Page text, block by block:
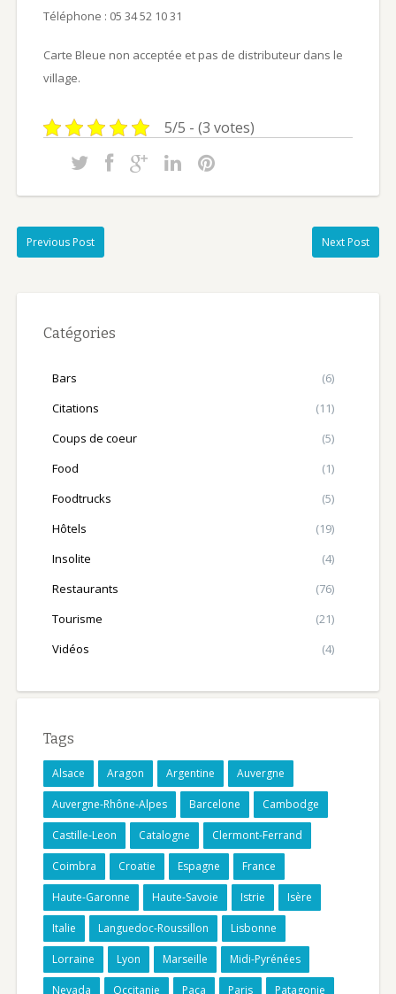
Téléphone : 05 34 52 10 31
Carte Bleue non acceptée et pas de distributeur dans le
village.
5/5 - (3 votes)
Previous Post Next Post
Catégories
Bars
(6)
Citations
(11)
Coups de coeur
(5)
Food
(1)
Foodtrucks
(5)
Hôtels
(19)
Insolite
(4)
Restaurants
(76)
Tourisme
(21)
Vidéos
(4)
Tags
Alsace Aragon Argentine Auvergne
Auvergne-Rhône-Alpes Barcelone Cambodge
Castille-Leon Catalogne Clermont-Ferrand
Coimbra Croatie Espagne France
Haute-Garonne Haute-Savoie Istrie Isère
Italie Languedoc-Roussillon Lisbonne
Lorraine Lyon Marseille Midi-Pyrénées
Nevada Occitanie Paca Paris Patagonie